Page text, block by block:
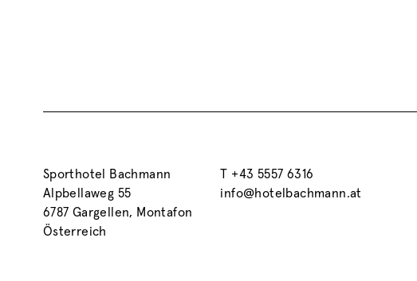
Sporthotel Bachmann
Alpbellaweg 55
6787 Gargellen, Montafon
Österreich
T +43 5557 6316
info@hotelbachmann.at